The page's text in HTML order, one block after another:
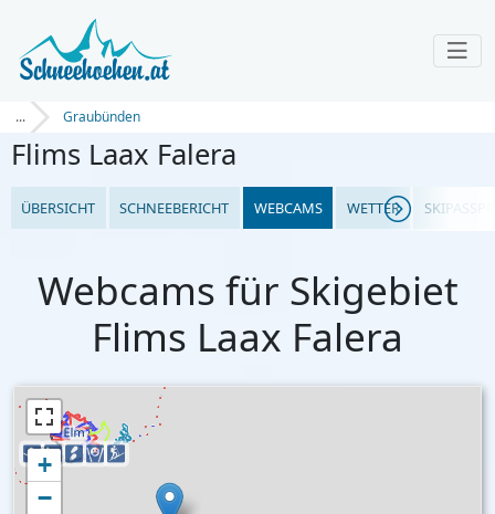
... Graubünden
Flims Laax Falera
ÜBERSICHT SCHNEEBERICHT WEBCAMS WETTER
Webcams für Skigebiet
Flims Laax Falera
+
−